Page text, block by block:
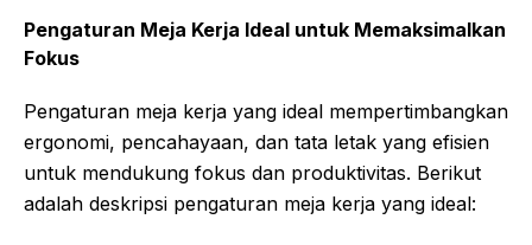
Pengaturan Meja Kerja Ideal untuk Memaksimalkan
Fokus
Pengaturan meja kerja yang ideal mempertimbangkan
ergonomi, pencahayaan, dan tata letak yang efisien
untuk mendukung fokus dan produktivitas. Berikut
adalah deskripsi pengaturan meja kerja yang ideal: